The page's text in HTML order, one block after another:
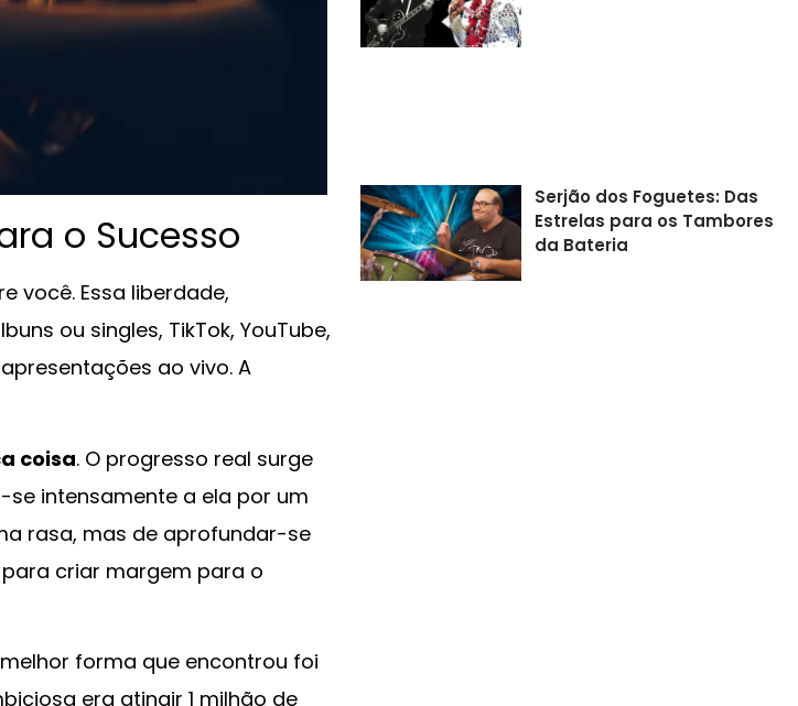
o Sucesso
você. Essa liberdade,
ou singles, TikTok, YouTube,
ao vivo. A
coisa. O progresso real surge
se intensamente a ela por um
rasa, mas de aprofundar-se
criar margem para o
forma que encontrou foi
era atingir 1 milhão de
Serjão dos Foguetes: Das
Estrelas para os Tambores
da Bateria